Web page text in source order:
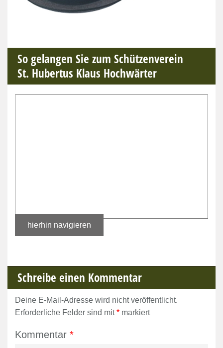
So gelangen Sie zum Schützenverein
St. Hubertus Klaus Hochwärter
hierhin navigieren
Schreibe einen Kommentar
Deine E-Mail-Adresse wird nicht veröffentlicht.
Erforderliche Felder sind mit* markiert
Kommentar *